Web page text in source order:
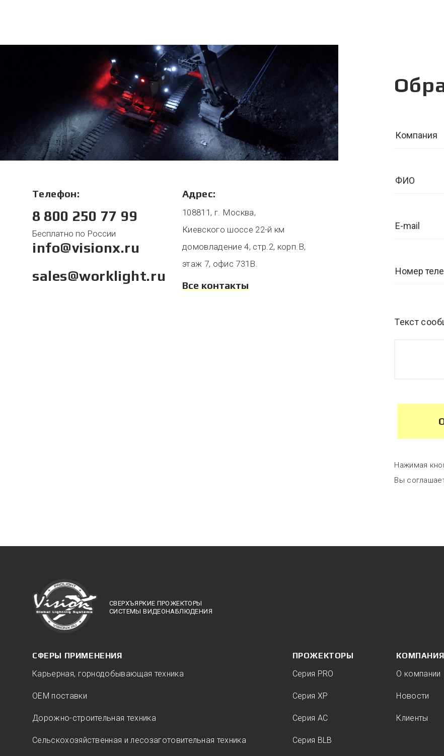
Телефон:
8 800 250 77 99
Бесплатно по России
info@visionx.ru
sales@worklight.ru
Адрес:
108811, г. Москва,
Киевского шоссе 22-й км
домовладение 4, стр.2, корп.В,
этаж 7, офис 731В.
Все контакты
Текст
Нажимая
Вы
СВЕРХЪЯРКИЕ ПРОЖЕКТОРЫ
СИСТЕМЫ ВИДЕОНАБЛЮДЕНИЯ
СФЕРЫ ПРИМЕНЕНИЯ
Карьерная, горнодобывающая техника
ОЕМ поставки
Дорожно-строительная техника
Сельскохозяйственная и лесозаготовительная техника
ПРОЖЕКТОРЫ
Серия PRO
Серия XP
Серия AC
Серия BLB
КОМПАНИЯ
О компании
Новости
Клиенты